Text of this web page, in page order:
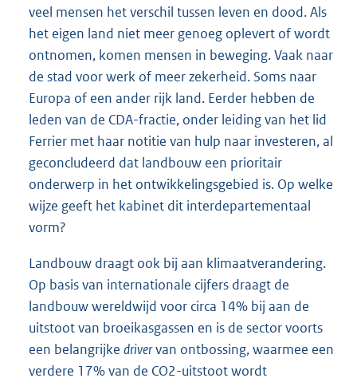
veel mensen het verschil tussen leven en dood. Als
het eigen land niet meer genoeg oplevert of wordt
ontnomen, komen mensen in beweging. Vaak naar
de stad voor werk of meer zekerheid. Soms naar
Europa of een ander rijk land. Eerder hebben de
leden van de CDA-fractie, onder leiding van het lid
Ferrier met haar notitie van hulp naar investeren, al
geconcludeerd dat landbouw een prioritair
onderwerp in het ontwikkelingsgebied is. Op welke
wijze geeft het kabinet dit interdepartementaal
vorm?
Landbouw draagt ook bij aan klimaatverandering.
Op basis van internationale cijfers draagt de
landbouw wereldwijd voor circa 14% bij aan de
uitstoot van broeikasgassen en is de sector voorts
een belangrijke drivervan ontbossing, waarmee een
verdere 17% van de CO2-uitstoot wordt